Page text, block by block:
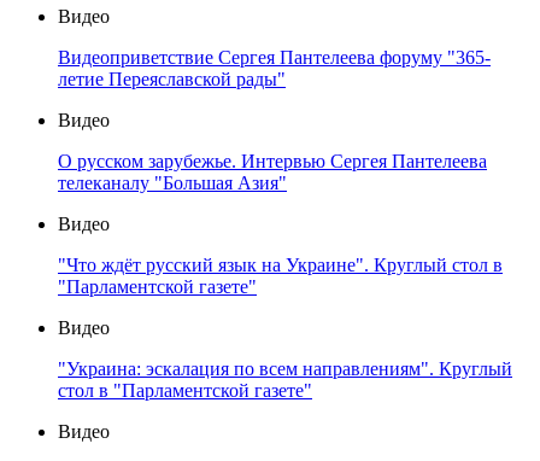
Видео
Видеоприветствие Сергея Пантелеева форуму "365-
летие Переяславской рады"
Видео
О русском зарубежье. Интервью Сергея Пантелеева
телеканалу "Большая Азия"
Видео
"Что ждёт русский язык на Украине". Круглый стол в
"Парламентской газете"
Видео
"Украина: эскалация по всем направлениям". Круглый
стол в "Парламентской газете"
Видео